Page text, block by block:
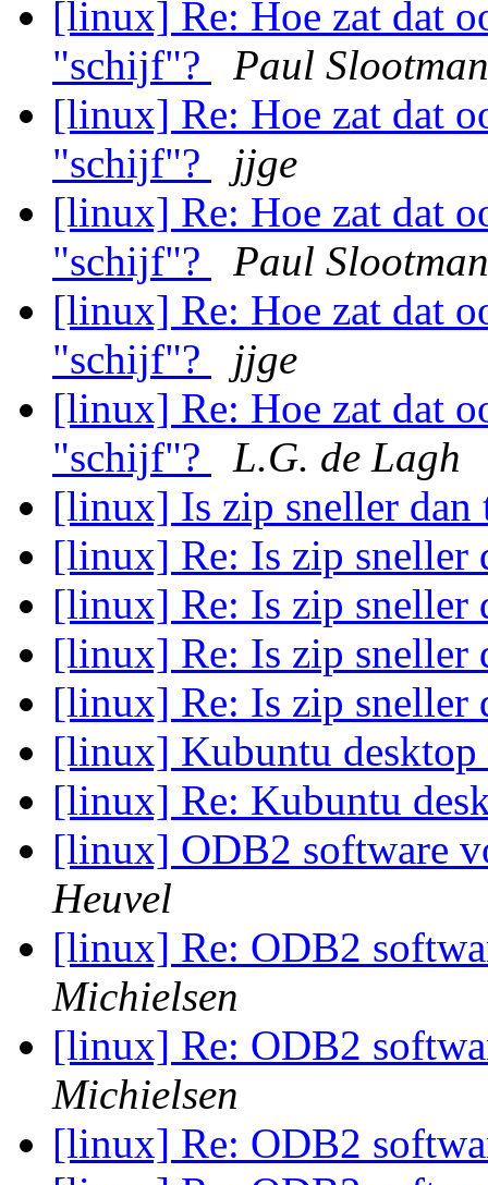
[linux] Re: Hoe zat dat
"schijf"?
Paul Slootman
[linux] Re: Hoe zat dat
"schijf"?
jjge
[linux] Re: Hoe zat dat
"schijf"?
Paul Slootman
[linux] Re: Hoe zat dat
"schijf"?
jjge
[linux] Re: Hoe zat dat
"schijf"?
L.G. de Lagh
[linux] Is zip sneller dan
[linux] Re: Is zip sneller
[linux] Re: Is zip sneller
[linux] Re: Is zip sneller
[linux] Re: Is zip sneller
[linux] Kubuntu
[linux] Re: Kubuntu
[linux] ODB2 software
Heuvel
[linux] Re: ODB2
Michielsen
[linux] Re: ODB2
Michielsen
[linux] Re: ODB2